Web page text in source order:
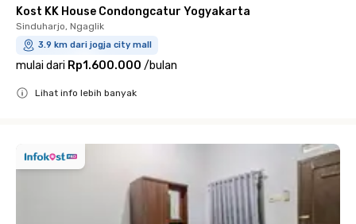
Kost KK House Condongcatur Yogyakarta
Sinduharjo, Ngaglik
3.9 km dari jogja city mall
mulai dari Rp1.600.000 /bulan
Lihat info lebih banyak